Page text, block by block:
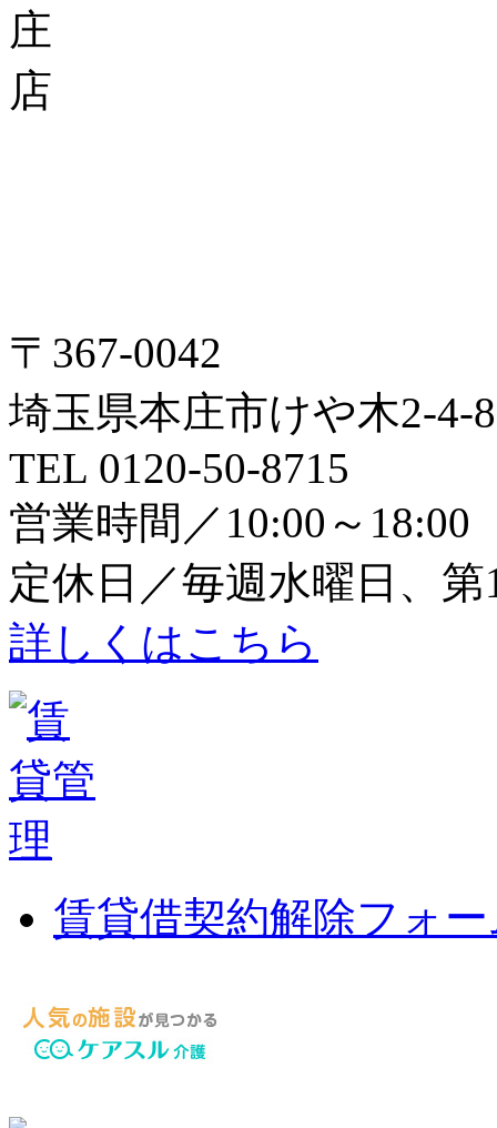
〒367-0042
埼玉県本庄市けや木2-4-8
TEL 0120-50-8715
営業時間／10:00～18:00
定休日／毎週水曜日、
詳しくはこちら
賃貸借契約解除フォ